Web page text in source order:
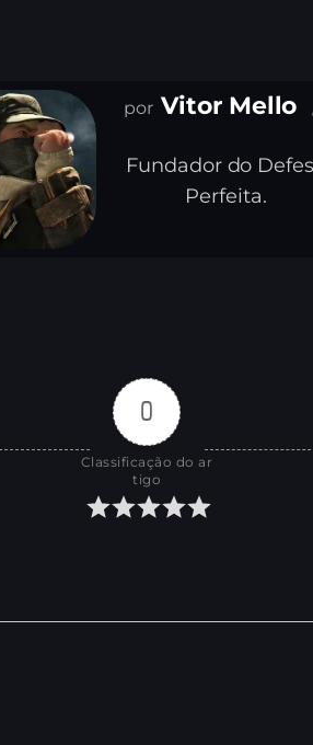
Vitor Mello
Fundador do
Perfeita.
0
Classificação do ar
tigo